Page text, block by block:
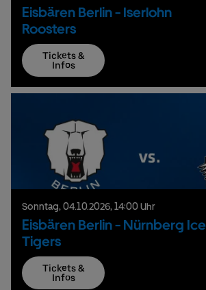
Eisbären Berlin - Iserlohn
Roosters
Tickets &
Infos
Sonntag, 04.10.2026, 14:00 Uhr
Eisbären Berlin - Nürnberg Ice
Tigers
Tickets &
Infos